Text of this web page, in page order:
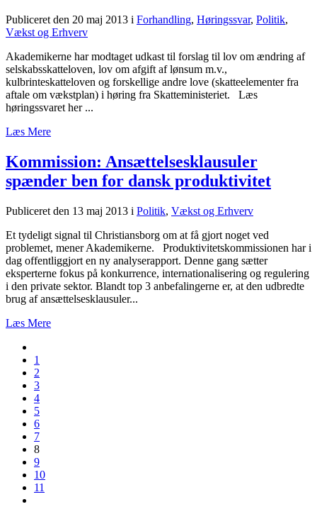
Publiceret den 20 maj 2013 i Forhandling, Høringssvar, Politik,
Vækst og Erhverv
Akademikerne har modtaget udkast til forslag til lov om ændring af
selskabsskatteloven, lov om afgift af lønsum m.v.,
kulbrinteskatteloven og forskellige andre love (skatteelementer fra
aftale om vækstplan) i høring fra Skatteministeriet. Læs
høringssvaret her ...
Læs Mere
Kommission: Ansættelsesklausuler
spænder ben for dansk produktivitet
Publiceret den 13 maj 2013 i Politik, Vækst og Erhverv
Et tydeligt signal til Christiansborg om at få gjort noget ved
problemet, mener Akademikerne. Produktivitetskommissionen har i
dag offentliggjort en ny analyserapport. Denne gang sætter
eksperterne fokus på konkurrence, internationalisering og regulering
i den private sektor. Blandt top 3 anbefalingerne er, at den udbredte
brug af ansættelsesklausuler...
Læs Mere
1
2
3
4
5
6
7
8
9
10
11